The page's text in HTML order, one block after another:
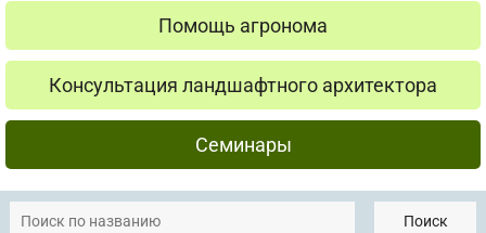
Помощь агронома
Консультация ландшафтного архитектора
Семинары
Поиск